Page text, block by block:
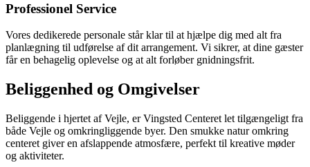
Professionel Service
Vores dedikerede personale står klar til at hjælpe dig med alt fra
planlægning til udførelse af dit arrangement. Vi sikrer, at dine gæster
får en behagelig oplevelse og at alt forløber gnidningsfrit.
Beliggenhed og Omgivelser
Beliggende i hjertet af Vejle, er Vingsted Centeret let tilgængeligt fra
både Vejle og omkringliggende byer. Den smukke natur omkring
centeret giver en afslappende atmosfære, perfekt til kreative møder
og aktiviteter.